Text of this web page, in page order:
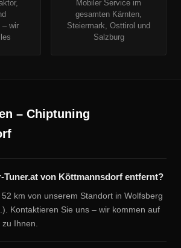
– wir
Mobiler Service im
gesamten Kärnten,
Steiermark, Osttirol und
Salzburg
– Chiptuning
Tuner.at von Köttmannsdorf entfernt?
km von unserem Standort in Wolfsberg
Kontaktieren Sie uns – wir kommen auf
Ihnen.